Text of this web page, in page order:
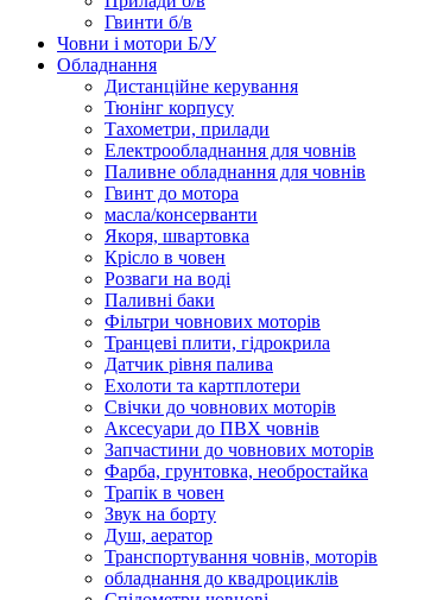
Гвинти б/в
Човни і мотори Б/У
Обладнання
Дистанційне керування
Тюнінг корпусу
Тахометри, прилади
Електрообладнання для човнів
Паливне обладнання для човнів
Гвинт до мотора
масла/консерванти
Якоря, швартовка
Крісло в човен
Розваги на воді
Паливні баки
Фільтри човнових моторів
Транцеві плити, гідрокрила
Датчик рівня палива
Ехолоти та картплотери
Cвічки до човнових моторів
Аксесуари до ПВХ човнів
Запчастини до човнових моторів
Фарба, грунтовка, необростайка
Трапік в човен
Звук на борту
Душ, аератор
Транспортування човнів, моторів
обладнання до квадроциклів